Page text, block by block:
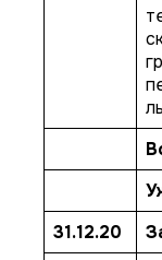
31.12.20